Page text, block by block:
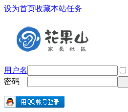
设为首页收藏本站任务
用户名
密码